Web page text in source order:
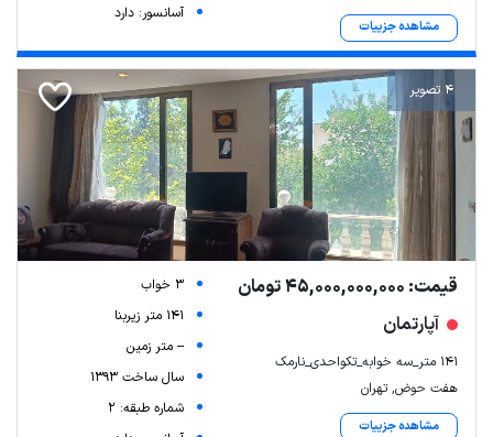
مشاهده جزییات
آسانسور: دارد
4 تصویر
قیمت: 45,000,000,000 تومان
آپارتمان
141 متر_سه خوابه_تکواحدی_نارمک
هفت حوض, تهران
مشاهده جزییات
3 خواب
141 متر زیربنا
-- متر زمین
سال ساخت 1393
شماره طبقه: 2